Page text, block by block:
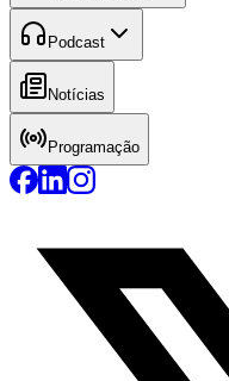
Podcast
Notícias
Programação